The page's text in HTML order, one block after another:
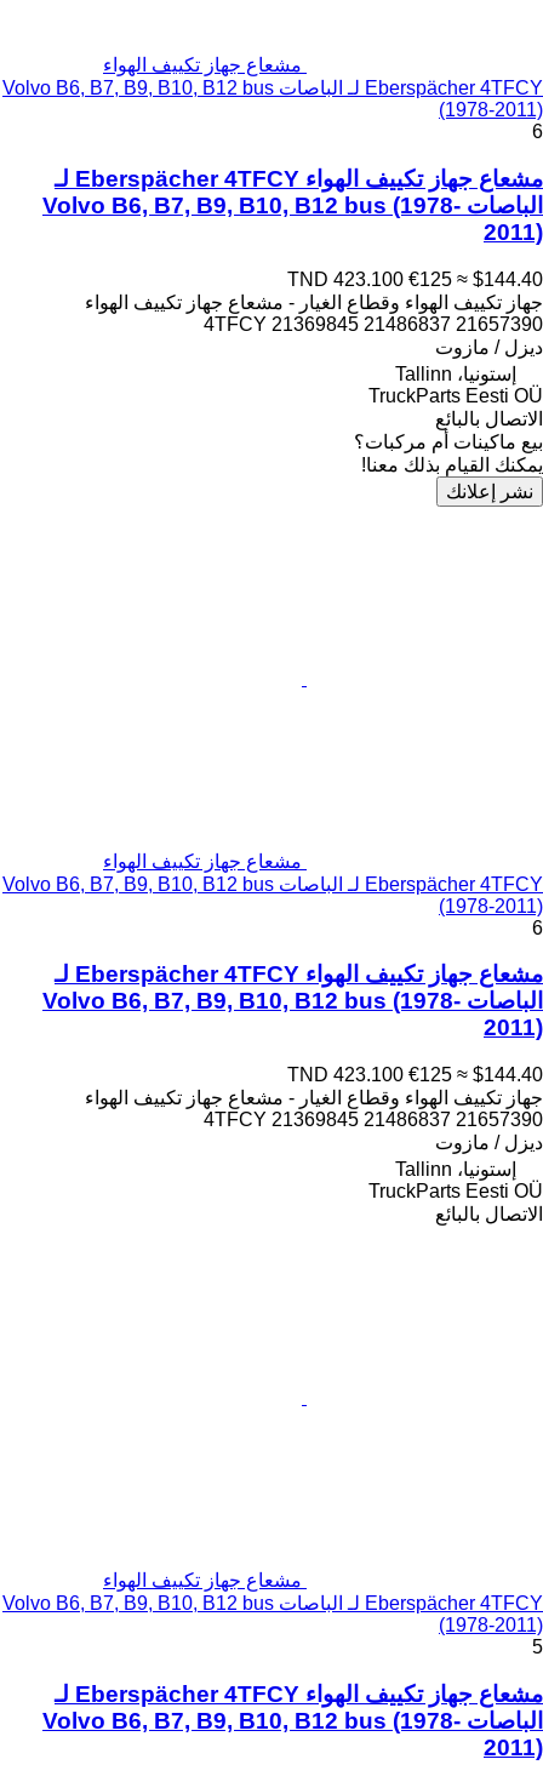
مشعاع جهاز تكييف الهواء
Eberspächer 4TFCY لـ الباصات Volvo B6, B7, B9, B10, B12 bus
(1978-2011)
6
مشعاع جهاز تكييف الهواء Eberspächer 4TFCY لـ
الباصات Volvo B6, B7, B9, B10, B12 bus (1978-
2011)
TND 423.100 €125 ≈ $144.40
جهاز تكييف الهواء وقطاع الغيار - مشعاع جهاز تكييف الهواء
4TFCY 21369845 21486837 21657390
ديزل / مازوت
إستونيا، Tallinn
TruckParts Eesti OÜ
الاتصال بالبائع
بيع ماكينات أم مركبات؟
يمكنك القيام بذلك معنا!
نشر إعلانك
مشعاع جهاز تكييف الهواء
Eberspächer 4TFCY لـ الباصات Volvo B6, B7, B9, B10, B12 bus
(1978-2011)
6
مشعاع جهاز تكييف الهواء Eberspächer 4TFCY لـ
الباصات Volvo B6, B7, B9, B10, B12 bus (1978-
2011)
TND 423.100 €125 ≈ $144.40
جهاز تكييف الهواء وقطاع الغيار - مشعاع جهاز تكييف الهواء
4TFCY 21369845 21486837 21657390
ديزل / مازوت
إستونيا، Tallinn
TruckParts Eesti OÜ
الاتصال بالبائع
مشعاع جهاز تكييف الهواء
Eberspächer 4TFCY لـ الباصات Volvo B6, B7, B9, B10, B12 bus
(1978-2011)
5
مشعاع جهاز تكييف الهواء Eberspächer 4TFCY لـ
الباصات Volvo B6, B7, B9, B10, B12 bus (1978-
2011)